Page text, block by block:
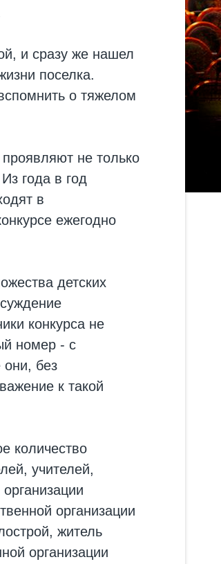
и сразу же нашел
поселка.
о тяжелом
не только
года в год
в
ежегодно
детских
конкурса не
номер - с
без
к такой
количество
учителей,
организации
житель
организации